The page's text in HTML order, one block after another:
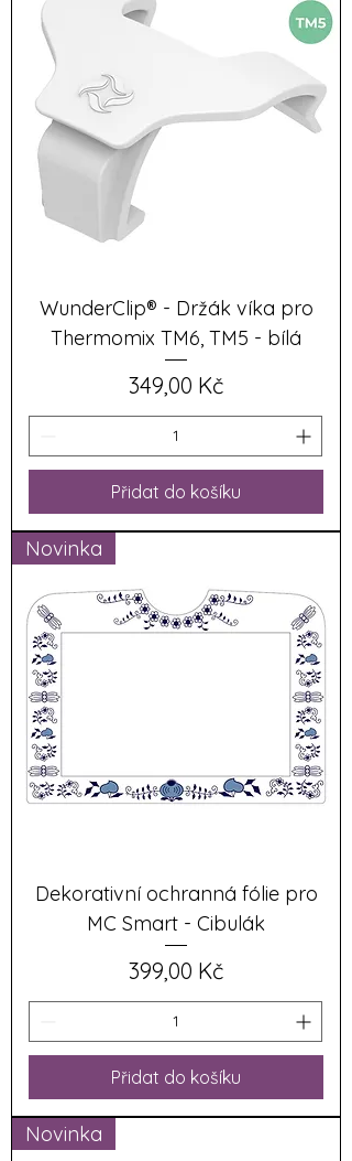
WunderClip® - Držák víka pro
Thermomix TM6, TM5 - bílá
Cena
349,00 Kč
Přidat do košíku
Novinka
Dekorativní ochranná fólie pro
MC Smart - Cibulák
Cena
399,00 Kč
Přidat do košíku
Novinka